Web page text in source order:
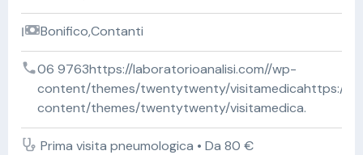
Bonifico,Contanti
06 9763https://laboratorioanalisi.com//wp-
content/themes/twentytwenty/visitamedicahttps://
content/themes/twentytwenty/visitamedica.
Prima visita pneumologica • Da 80 €